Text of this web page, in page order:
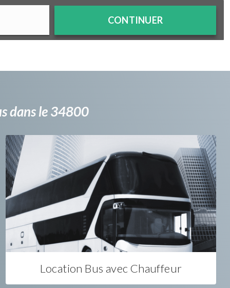
CONTINUER
dans le 34800
Location Bus avec Chauffeur